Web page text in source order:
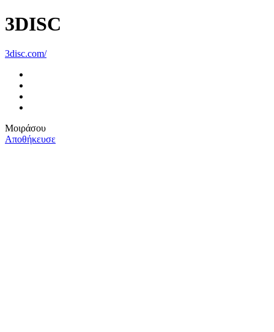
3DISC
3disc.com/
Μοιράσου
Αποθήκευσε